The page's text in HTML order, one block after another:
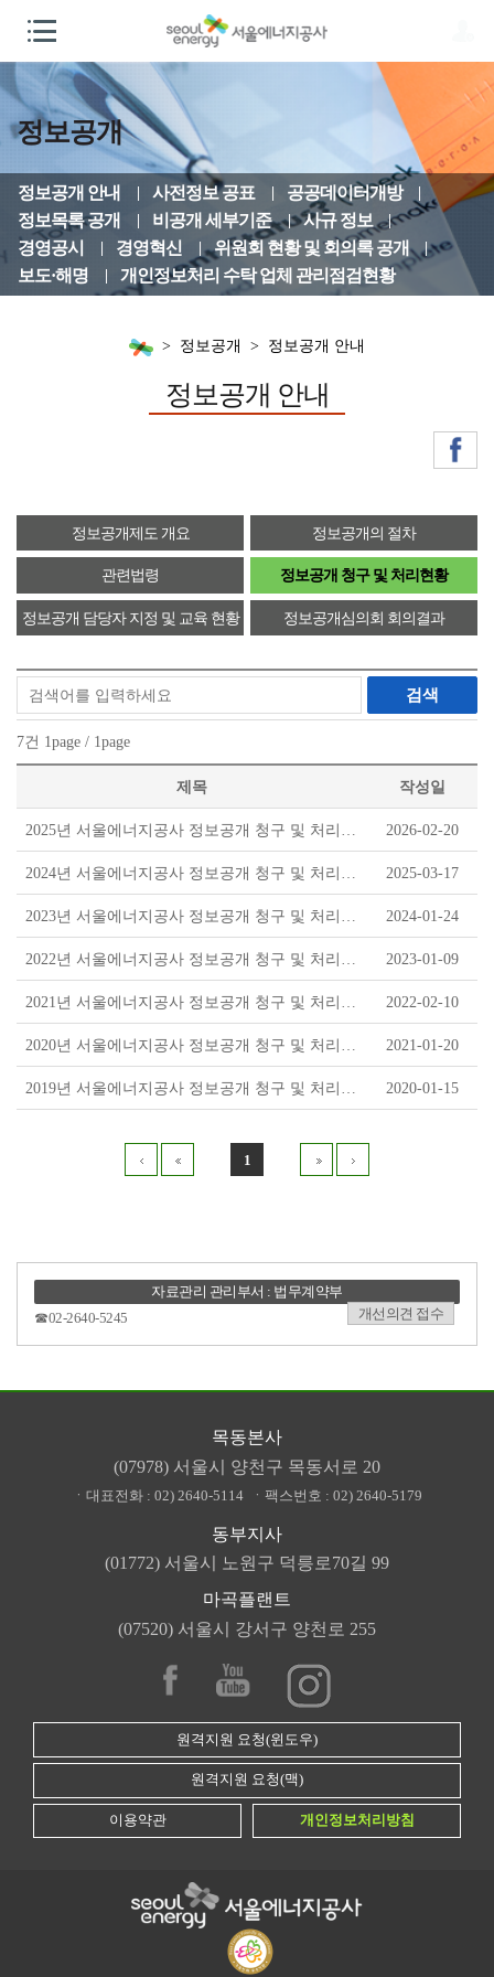
정보공개
정보공개 안내 사전정보 공표
공공데이터개방
정보목록 공개
비공개 세부기준
사규 정보
경영공시
경영혁신
위원회 현황 및 회의록 공개
보도·해명
개인정보처리 수탁 업체 관리점검현황
정보공개 정보공개 안내
정보공개 안내
정보공개제도 개요 정보공개의 절차
관련법령 정보공개 청구 및 처리현황
정보공개 담당자 지정 및 교육 현황 정보공개심의회 회의결과
검색
7건 1page / 1page
제목 작성일
2026-02-20
2025-03-17
2024-01-24
2023-01-09
2022-02-10
2021-01-20
2020-01-15
1
자료관리 관리부서 : 법무계약부
☎02-2640-5245
개선의견 접수
목동본사
(07978) 서울시 양천구 목동서로 20
ㆍ대표전화 : 02) 2640-5114 ㆍ팩스번호 : 02) 2640-5179
동부지사
(01772) 서울시 노원구 덕릉로70길 99
마곡플랜트
(07520) 서울시 강서구 양천로 255
원격지원 요청(윈도우)
원격지원 요청(맥)
이용약관 개인정보처리방침